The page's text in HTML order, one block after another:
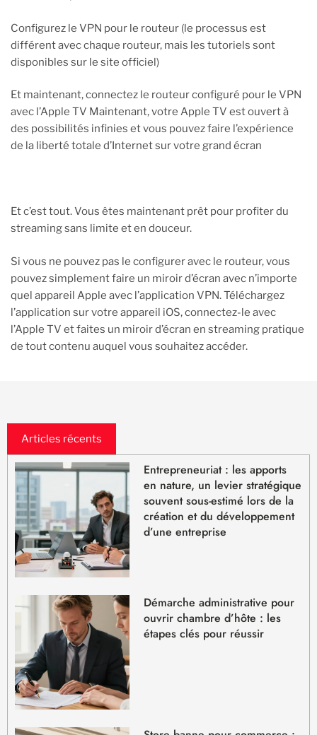
Configurez le VPN pour le routeur (le processus est
différent avec chaque routeur, mais les tutoriels sont
disponibles sur le site officiel)
Et maintenant, connectez le routeur configuré pour le VPN
avec l’Apple TV Maintenant, votre Apple TV est ouvert à
des possibilités infinies et vous pouvez faire l’expérience
de la liberté totale d’Internet sur votre grand écran
Et c’est tout. Vous êtes maintenant prêt pour profiter du
streaming sans limite et en douceur.
Si vous ne pouvez pas le configurer avec le routeur, vous
pouvez simplement faire un miroir d’écran avec n’importe
quel appareil Apple avec l’application VPN. Téléchargez
l’application sur votre appareil iOS, connectez-le avec
l’Apple TV et faites un miroir d’écran en streaming pratique
de tout contenu auquel vous souhaitez accéder.
Articles récents
Entrepreneuriat : les apports
en nature, un levier stratégique
souvent sous-estimé lors de la
création et du développement
d’une entreprise
Démarche administrative pour
ouvrir chambre d’hôte : les
étapes clés pour réussir